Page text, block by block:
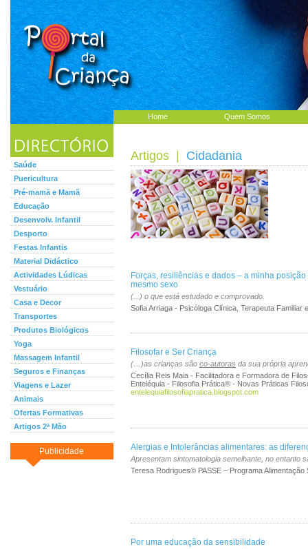
Home Quem Somos
Saúde
Puericultura
Pré-mamã e Mamã
Educação
Desenvolv. Infantil
Desporto
Festas Infantis
Material Didáctico
Actividades Lúdicas
Vestuário
Casa e Decor
Transportes
Produtos Biológicos
Yoga
Massagem Infantil
Seguros e Finanças
Viagens e Lazer
Animais
Ofertas Formativas
Artigos 2ª Mão
Publicidade
Artigos Cidadania
Forças, resiliências e dados – a minha
mesmo sexo
(...) o que está estudado e comprovado.
Sofia Arriaga - Psicóloga Clínica, Terapeuta Familiar
Filosofar e Ser Criança
(…)as crianças são co-autoras da sua própria
Cecília Reis Maia - Facilitadora e Formadora de
Enteléquia - Filosofia Prática® - Novas Práticas
entelequiafilosofiapratica.blogspot.com
Alergias e Intolerâncias alimentares: as
Apresentam sintomatologia semelhante, no entanto
Teresa Rodrigues© PASSE – Programa
Por uma educação da sensibilidade